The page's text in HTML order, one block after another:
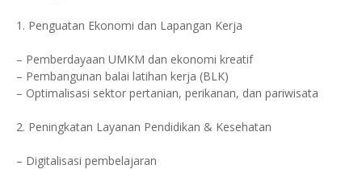
1. Penguatan Ekonomi dan Lapangan Kerja
– Pemberdayaan UMKM dan ekonomi kreatif
– Pembangunan balai latihan kerja (BLK)
– Optimalisasi sektor pertanian, perikanan, dan pariwisata
2. Peningkatan Layanan Pendidikan & Kesehatan
– Digitalisasi pembelajaran